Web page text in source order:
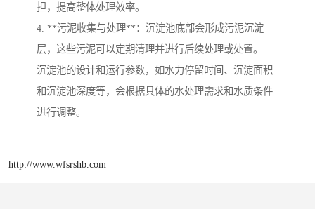
担，提高整体处理效率。
4. **污泥收集与处理**：沉淀池底部会形成污泥沉淀
层，这些污泥可以定期清理并进行后续处理或处置。
沉淀池的设计和运行参数，如水力停留时间、沉淀面积
和沉淀池深度等，会根据具体的水处理需求和水质条件
进行调整。
http://www.wfsrshb.com